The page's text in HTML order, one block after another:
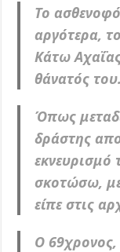
Το
αργότερα,
Κάτω
θάνατός του.
Όπως
δράστης
εκνευρισμό
σκοτώσω,
είπε στις
O